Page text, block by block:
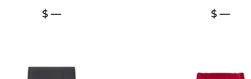
$ —
$ —